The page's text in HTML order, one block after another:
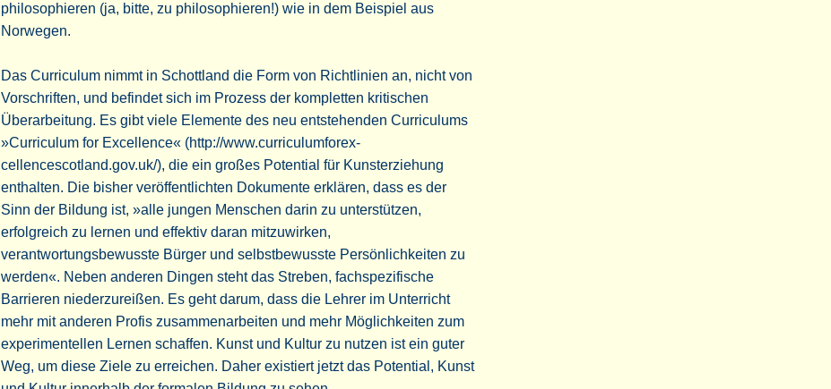
philosophieren (ja, bitte, zu philosophieren!) wie in dem Beispiel aus
Norwegen.
Das Curriculum nimmt in Schottland die Form von Richtlinien an, nicht von
Vorschriften, und befindet sich im Prozess der kompletten kritischen
Überarbeitung. Es gibt viele Elemente des neu entstehenden Curriculums
»Curriculum for Excellence« (http://www.curriculumforex-
cellencescotland.gov.uk/), die ein großes Potential für Kunsterziehung
enthalten. Die bisher veröffentlichten Dokumente erklären, dass es der
Sinn der Bildung ist, »alle jungen Menschen darin zu unterstützen,
erfolgreich zu lernen und effektiv daran mitzuwirken,
verantwortungsbewusste Bürger und selbstbewusste Persönlichkeiten zu
werden«. Neben anderen Dingen steht das Streben, fachspezifische
Barrieren niederzureißen. Es geht darum, dass die Lehrer im Unterricht
mehr mit anderen Profis zusammenarbeiten und mehr Möglichkeiten zum
experimentellen Lernen schaffen. Kunst und Kultur zu nutzen ist ein guter
Weg, um diese Ziele zu erreichen. Daher existiert jetzt das Potential, Kunst